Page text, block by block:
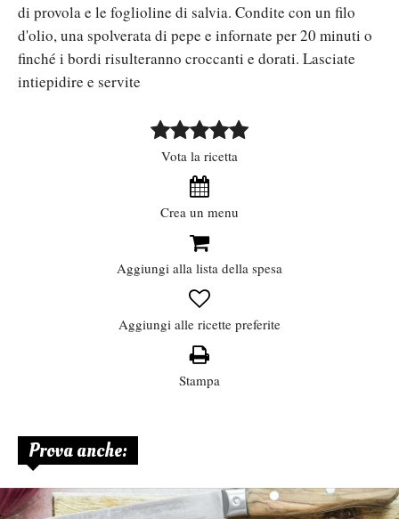
di provola e le foglioline di salvia. Condite con un filo
d'olio, una spolverata di pepe e infornate per 20 minuti o
finché i bordi risulteranno croccanti e dorati. Lasciate
intiepidire e servite
Vota la ricetta
Crea un menu
Aggiungi alla lista della spesa
Aggiungi alle ricette preferite
Stampa
Prova anche: